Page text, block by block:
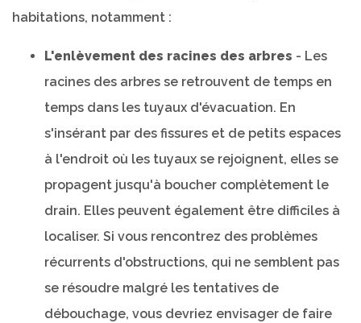
habitations, notamment :
L'enlèvement des racines des arbres - Les
racines des arbres se retrouvent de temps en
temps dans les tuyaux d'évacuation. En
s'insérant par des fissures et de petits espaces
à l'endroit où les tuyaux se rejoignent, elles se
propagent jusqu'à boucher complètement le
drain. Elles peuvent également être difficiles à
localiser. Si vous rencontrez des problèmes
récurrents d'obstructions, qui ne semblent pas
se résoudre malgré les tentatives de
débouchage, vous devriez envisager de faire